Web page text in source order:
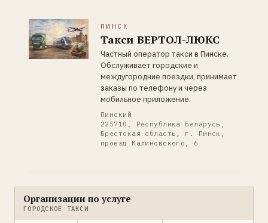
ПИНСК
Такси ВЕРТОЛ-ЛЮКС
Частный оператор такси в Пинске.
Обслуживает городские и
междугородние поездки, принимает
заказы по телефону и через
мобильное приложение.
Пинский
225710, Республика Беларусь,
Брестская область, г. Пинск,
проезд Калиновского, 6
Организации по услуге
ГОРОДСКОЕ ТАКСИ